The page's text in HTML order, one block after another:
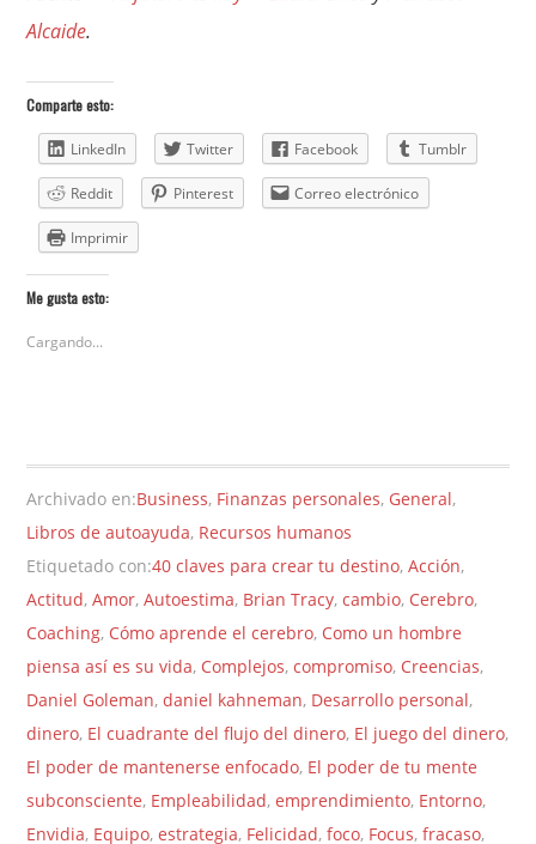
Alcaide.
Comparte esto:
LinkedIn Twitter Facebook Tumblr
Reddit Pinterest Correo electrónico
Imprimir
Me gusta esto:
Cargando...
Archivado en:Business, Finanzas personales, General,
Libros de autoayuda, Recursos humanos
Etiquetado con:40 claves para crear tu destino,Acción,
Actitud,Amor,Autoestima, Brian Tracy,cambio, Cerebro,
Coaching, Cómo aprende el cerebro, Como un hombre
piensa así es su vida, Complejos,compromiso, Creencias,
Daniel Goleman,daniel kahneman, Desarrollo personal,
dinero, El cuadrante del flujo del dinero, El juego del dinero,
El poder de mantenerse enfocado, El poder de tu mente
subconsciente, Empleabilidad,emprendimiento, Entorno,
Envidia, Equipo,estrategia, Felicidad,foco, Focus,fracaso,